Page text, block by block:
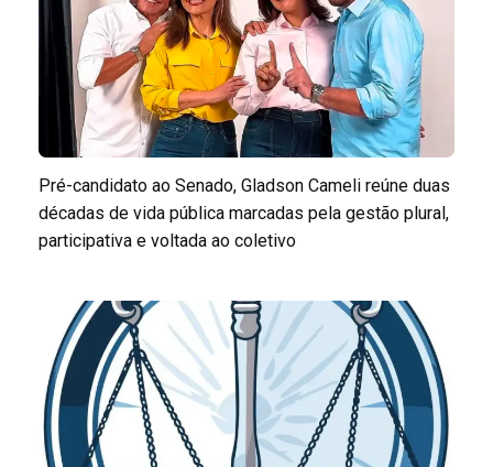
Pré-candidato ao Senado, Gladson Cameli reúne duas
décadas de vida pública marcadas pela gestão plural,
participativa e voltada ao coletivo